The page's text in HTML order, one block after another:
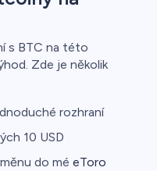
s BTC na této
Zde je několik
rozhraní
10 USD
do mé eToro